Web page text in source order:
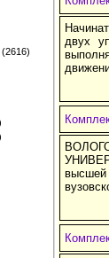
(2616)
двух
высшей